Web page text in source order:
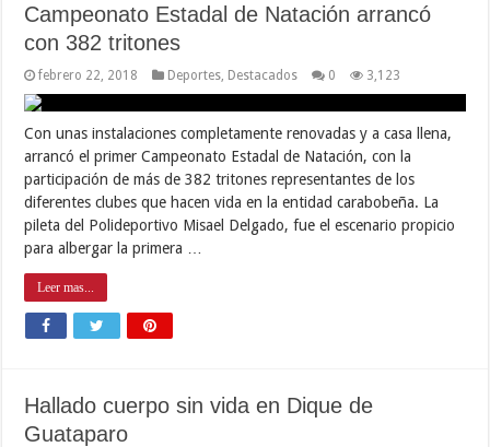
Campeonato Estadal de Natación arrancó
con 382 tritones
febrero 22, 2018 Deportes Destacados 0 3,123
Con unas instalaciones completamente renovadas y a casa llena,
arrancó el primer Campeonato Estadal de Natación, con la
participación de más de 382 tritones representantes de los
diferentes clubes que hacen vida en la entidad carabobeña. La
pileta del Polideportivo Misael Delgado, fue el escenario propicio
para albergar la primera …
Leer mas...
Hallado cuerpo sin vida en Dique de
Guataparo